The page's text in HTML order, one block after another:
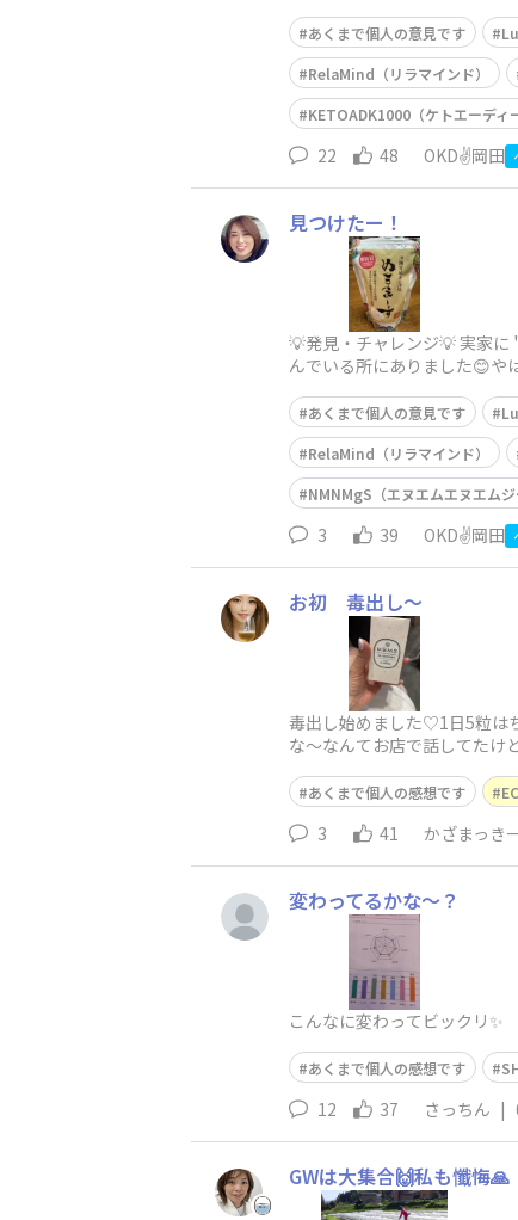
あくまで個人の意見です
RelaMind（リラマインド）
KETOADK1000（ケトエーディ
22 48 OKD✌️岡田
見つけたー！
💡発見・チャレンジ💡 実家
んでいる所にありました😊や
あくまで個人の意見です
RelaMind（リラマインド）
NMNMgS（エヌエムエヌエムジ
3 39 OKD✌️岡田
お初 毒出し〜
毒出し始めました♡1日5粒は
な〜なんてお店で話してたけ
あくまで個人の感想です
3 41 かざまっき
変わってるかな〜？
こんなに変わってビックリ✨
あくまで個人の感想です
12 37 さっちん |
GWは大集合🙌私も懺悔🙏